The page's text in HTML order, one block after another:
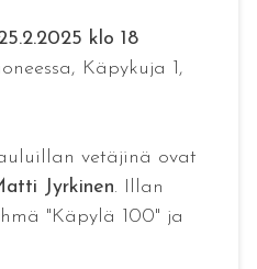
klo 18
Käpykuja 1,
vetäjinä ovat
Jyrkinen. Illan
"Käpylä 100" ja